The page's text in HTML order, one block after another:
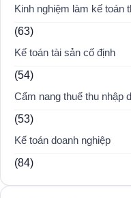
Kinh nghiệm làm kế toán
(63)
Kế toán tài sản cố định
(54)
Cẩm nang thuế thu nhập
(53)
Kế toán doanh nghiệp
(84)